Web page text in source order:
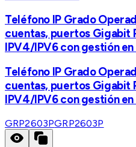
Teléfono IP Grado
cuentas, puertos Gigabit
IPV4/IPV6 con gestión en
Teléfono IP Grado
cuentas, puertos Gigabit
IPV4/IPV6 con gestión en
GRP2603PGRP2603P